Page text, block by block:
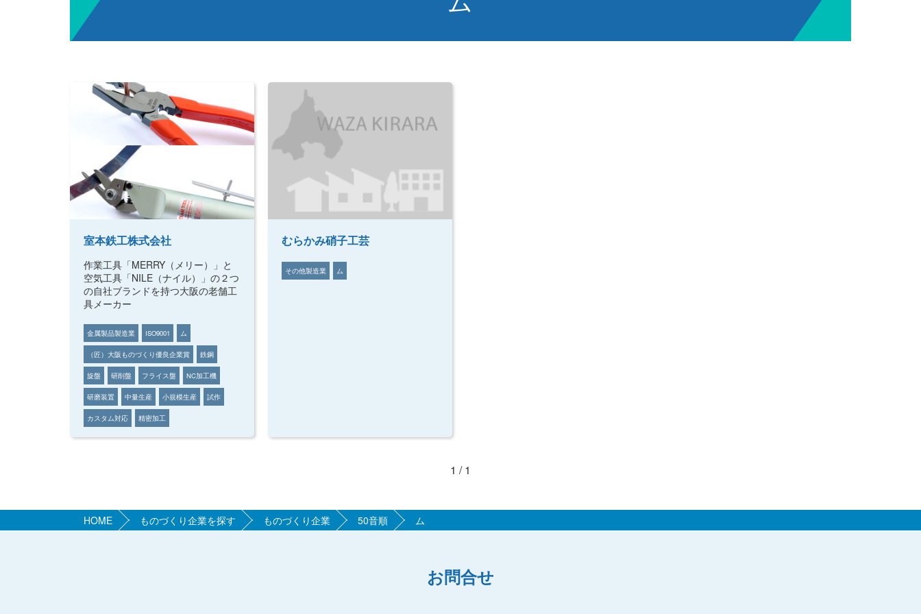
室本鉄工株式会社
作業工具「MERRY（メリー）」と
空気工具「NILE（ナイル）」の２つ
の自社ブランドを持つ大阪の老舗工
具メーカー
金属製品製造業 ISO9001 ム
（匠）大阪ものづくり優良企業賞 鉄鋼
旋盤 研削盤 フライス盤 NC加工機
研磨装置 中量生産 小規模生産 試作
カスタム対応 精密加工
むらかみ硝子工芸
その他製造業 ム
1 / 1
HOME ものづくり企業を探す ものづくり企業 50音順 ム
お問合せ